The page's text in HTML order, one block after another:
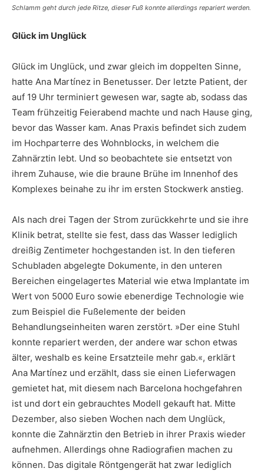
Schlamm geht durch jede Ritze, dieser Fuß konnte allerdings repariert werden.
Glück im Unglück
Glück im Unglück, und zwar gleich im doppelten Sinne,
hatte Ana Martínez in Benetusser. Der letzte Patient, der
auf 19 Uhr terminiert gewesen war, sagte ab, sodass das
Team frühzeitig Feierabend machte und nach Hause ging,
bevor das Wasser kam. Anas Praxis befindet sich zudem
im Hochparterre des Wohnblocks, in welchem die
Zahnärztin lebt. Und so beobachtete sie entsetzt von
ihrem Zuhause, wie die braune Brühe im Innenhof des
Komplexes beinahe zu ihr im ersten Stockwerk anstieg.
Als nach drei Tagen der Strom zurückkehrte und sie ihre
Klinik betrat, stellte sie fest, dass das Wasser lediglich
dreißig Zentimeter hochgestanden ist. In den tieferen
Schubladen abgelegte Dokumente, in den unteren
Bereichen eingelagertes Material wie etwa Implantate im
Wert von 5000 Euro sowie ebenerdige Technologie wie
zum Beispiel die Fußelemente der beiden
Behandlungseinheiten waren zerstört. »Der eine Stuhl
konnte repariert werden, der andere war schon etwas
älter, weshalb es keine Ersatzteile mehr gab.«, erklärt
Ana Martínez und erzählt, dass sie einen Lieferwagen
gemietet hat, mit diesem nach Barcelona hochgefahren
ist und dort ein gebrauchtes Modell gekauft hat. Mitte
Dezember, also sieben Wochen nach dem Unglück,
konnte die Zahnärztin den Betrieb in ihrer Praxis wieder
aufnehmen. Allerdings ohne Radiografien machen zu
können. Das digitale Röntgengerät hat zwar lediglich